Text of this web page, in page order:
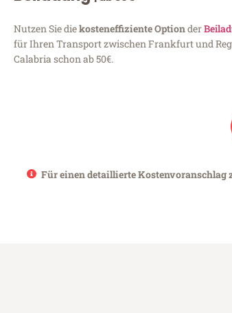
Nutzen Sie diekosteneffiziente Optionder
für Ihren Transport zwischen Frankfurt und
Calabria schon ab 50€.
Für einen detaillierte